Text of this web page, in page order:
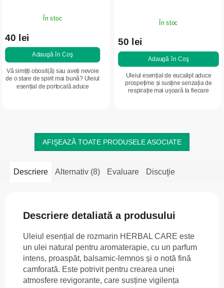
În stoc
40 lei
Adaugă în Coş
Vă simțiți obosit(ă) sau aveți nevoie
de o stare de spirit mai bună? Uleiul
esențial de portocală aduce
În stoc
50 lei
Adaugă în Coş
Uleiul esențial de eucalipt aduce
prospețime și susține senzația de
respirație mai ușoară la fiecare
AFIŞEAZĂ TOATE PRODUSELE ASOCIATE
Descriere Alternativ (8) Evaluare Discuţie
Descriere detaliată a produsului
Uleiul esențial de rozmarin HERBAL CARE este
un ulei natural pentru aromaterapie, cu un parfum
intens, proaspăt, balsamic-lemnos și o notă fină
camforată. Este potrivit pentru crearea unei
atmosfere revigorante, care susține vigilența